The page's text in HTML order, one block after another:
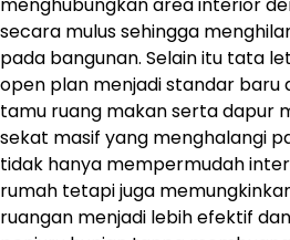
menghubungkan area interior
secara mulus sehingga
pada bangunan. Selain itu tata
open plan menjadi standar baru
tamu ruang makan serta dapur
sekat masif yang menghalangi
tidak hanya mempermudah
rumah tetapi juga
ruangan menjadi lebih efektif